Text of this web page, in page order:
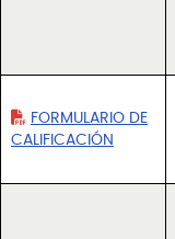
FORMULARIO DE
CALIFICACIÓN